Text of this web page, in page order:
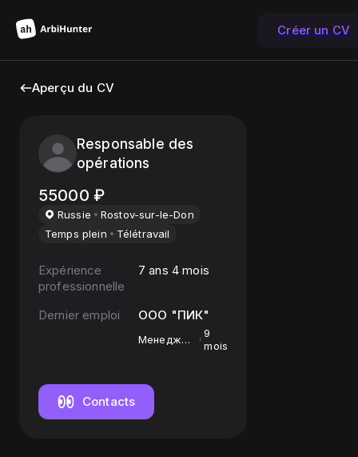
Créer un CV
Aperçu du CV
Responsable des
opérations
55000 ₽
Russie
Rostov-sur-le-Don
Temps plein
Télétravail
Expérience
professionnelle
7 ans 4 mois
Dernier emploi ООО "ПИК"
Менеджер
9
mois
Contacts